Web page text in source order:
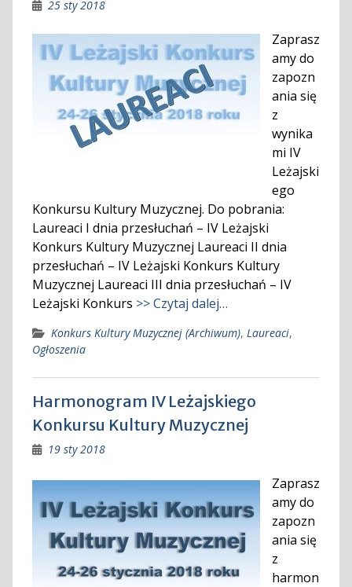
25 sty 2018
Zaprasz
amy do
zapozn
ania się
z
wynika
mi IV
Leżajski
ego
Konkursu Kultury Muzycznej. Do pobrania:
Laureaci I dnia przesłuchań – IV Leżajski
Konkurs Kultury Muzycznej Laureaci II dnia
przesłuchań – IV Leżajski Konkurs Kultury
Muzycznej Laureaci III dnia przesłuchań – IV
Leżajski Konkurs >> Czytaj dalej…
Konkurs Kultury Muzycznej (Archiwum), Laureaci,
Ogłoszenia
Harmonogram IV Leżajskiego
Konkursu Kultury Muzycznej
19 sty 2018
Zaprasz
amy do
zapozn
ania się
z
harmon